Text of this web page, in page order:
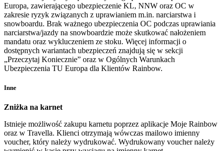
Europa, zawierającego ubezpieczenie KL, NNW oraz OC w
zakresie ryzyk związanych z uprawianiem m.in. narciarstwa i
snowboardu. Brak ważnego ubezpieczenia OC podczas uprawiania
narciarstwa/jazdy na snowboardzie może skutkować nałożeniem
mandatu oraz wykluczeniem ze stoku. Więcej informacji o
dostępnych wariantach ubezpieczeń znajdują się w sekcji
„Przeczytaj Koniecznie” oraz w Ogólnych Warunkach
Ubezpieczenia TU Europa dla Klientów Rainbow.
Inne
Zniżka na karnet
Istnieje możliwość zakupu karnetu poprzez aplikacje Moje Rainbow
oraz w Travella. Klienci otrzymają wówczas mailowo imienny
voucher, który należy wydrukować. Wydrukowany voucher należy